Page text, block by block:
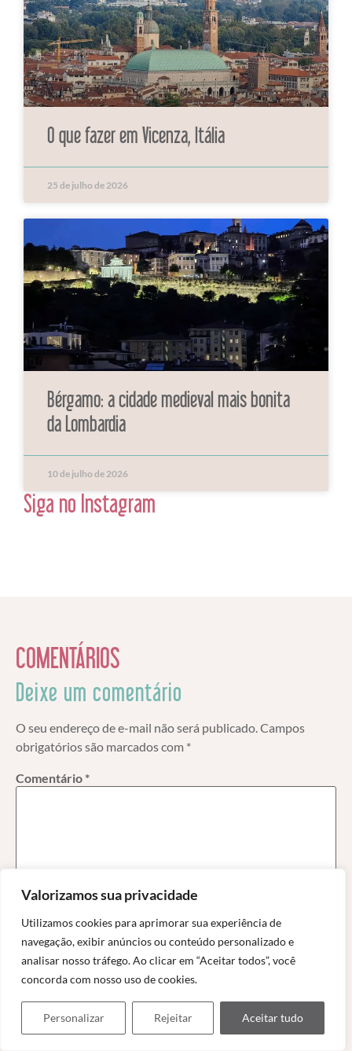
Valorizamos sua privacidade
Utilizamos cookies para aprimorar sua experiência de
navegação, exibir anúncios ou conteúdo personalizado e
analisar nosso tráfego. Ao clicar em “Aceitar todos”, você
concorda com nosso uso de cookies.
Personalizar Rejeitar Aceitar tudo
O que fazer em Vicenza, Itália
25 de julho de 2026
Bérgamo: a cidade medieval mais bonita
da Lombardia
10 de julho de 2026
Siga no Instagram
COMENTÁRIOS
Deixe um comentário
O seu endereço de e-mail não será publicado. Campos
obrigatórios são marcados com *
Comentário*
Nome*